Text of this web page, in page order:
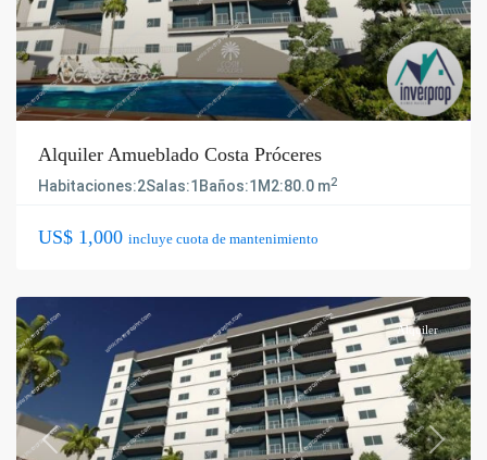
Alquiler Amueblado Costa Próceres
Habitaciones:2Salas:1 Baños:1 M2:80.0 m2
US$ 1,000 incluye cuota de mantenimiento
Previous Next
Alquiler